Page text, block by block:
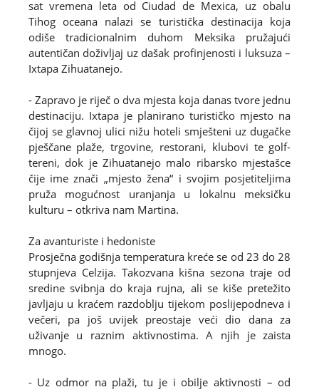
sat vremena leta od Ciudad de Mexica, uz obalu
Tihog oceana nalazi se turistička destinacija koja
odiše tradicionalnim duhom Meksika pružajući
autentičan doživljaj uz dašak profinjenosti i luksuza –
Ixtapa Zihuatanejo.
- Zapravo je riječ o dva mjesta koja danas tvore jednu
destinaciju. Ixtapa je planirano turističko mjesto na
čijoj se glavnoj ulici nižu hoteli smješteni uz dugačke
pješčane plaže, trgovine, restorani, klubovi te golf-
tereni, dok je Zihuatanejo malo ribarsko mjestašce
čije ime znači „mjesto žena“ i svojim posjetiteljima
pruža mogućnost uranjanja u lokalnu meksičku
kulturu – otkriva nam Martina.
Za avanturiste i hedoniste
Prosječna godišnja temperatura kreće se od 23 do 28
stupnjeva Celzija. Takozvana kišna sezona traje od
sredine svibnja do kraja rujna, ali se kiše pretežito
javljaju u kraćem razdoblju tijekom poslijepodneva i
večeri, pa još uvijek preostaje veći dio dana za
uživanje u raznim aktivnostima. A njih je zaista
mnogo.
- Uz odmor na plaži, tu je i obilje aktivnosti – od